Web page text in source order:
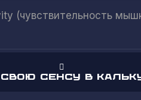
(чувствительность
сенсу в